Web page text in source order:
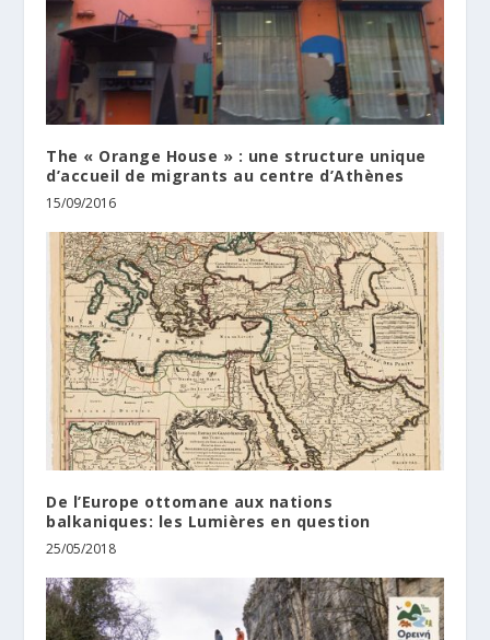
The « Orange House » : une structure unique
d’accueil de migrants au centre d’Athènes
15/09/2016
De l’Europe ottomane aux nations
balkaniques: les Lumières en question
25/05/2018